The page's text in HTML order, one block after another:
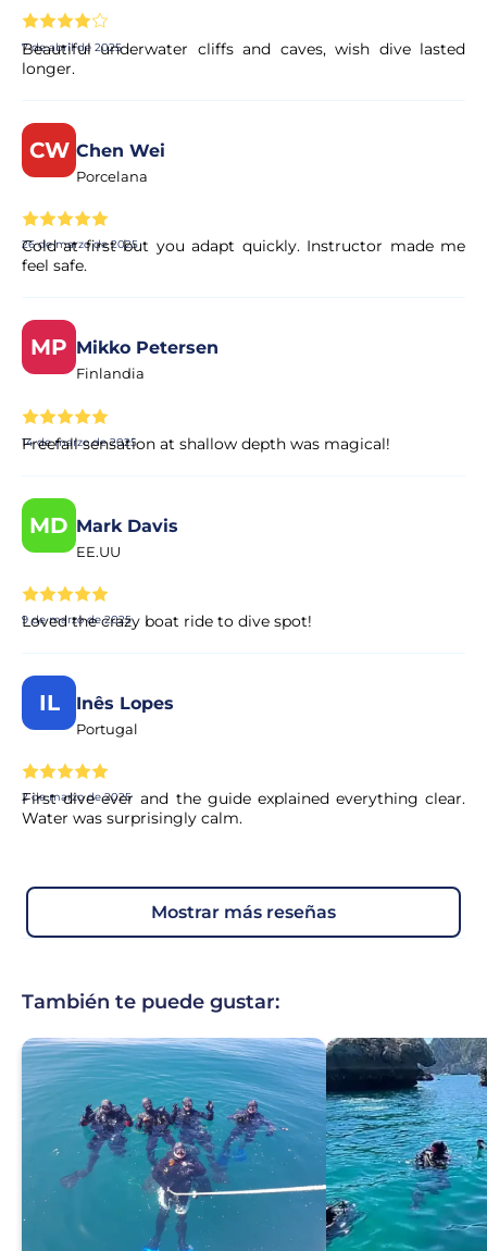
7 de abril de 2025
Beautiful underwater cliffs and caves, wish dive lasted
longer.
CW Chen Wei
Porcelana
26 de marzo de 2025
Cold at first but you adapt quickly. Instructor made me
feel safe.
MP Mikko Petersen
Finlandia
14 de marzo de 2025
Freefall sensation at shallow depth was magical!
MD Mark Davis
EE.UU
9 de marzo de 2025
Loved the crazy boat ride to dive spot!
IL Inês Lopes
Portugal
2 de marzo de 2025
First dive ever and the guide explained everything clear.
Water was surprisingly calm.
mostrar más reseñas
También te puede gustar: